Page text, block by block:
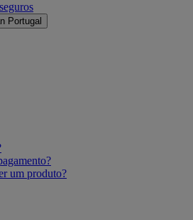
Portugal
um produto?